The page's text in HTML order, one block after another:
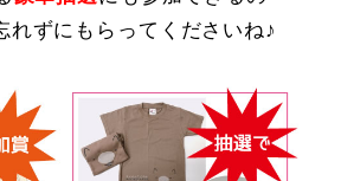
れずにもらってくださいね♪